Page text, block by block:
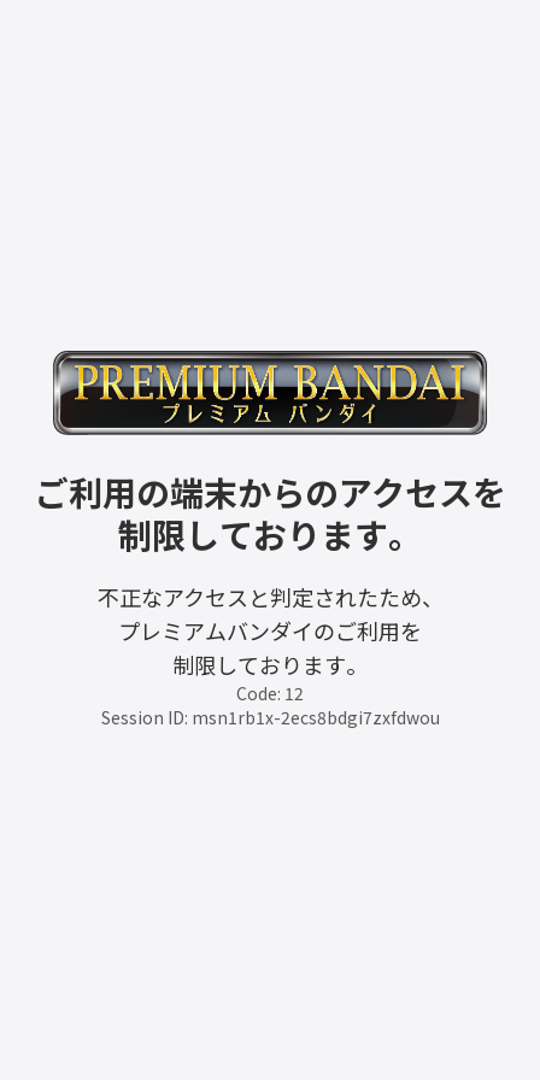
ご利用の端末からのアクセスを
制限しております。
不正なアクセスと判定されたため、
プレミアムバンダイのご利用を
制限しております。
Code: 12
Session ID: msn1rb1x-2ecs8bdgi7zxfdwou